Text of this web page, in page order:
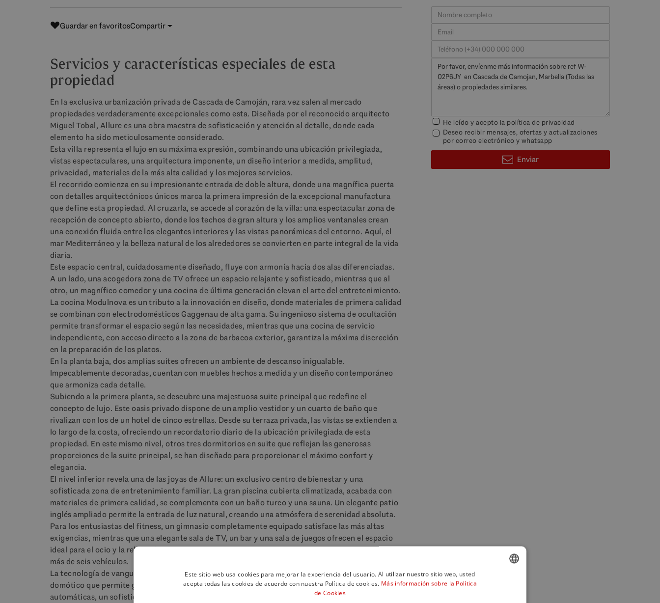
Guardar en favoritosCompartir
Servicios y características especiales de esta
propiedad
En la exclusiva urbanización privada de Cascada de Camoján, rara vez salen al mercado
propiedades verdaderamente excepcionales como esta. Diseñada por el reconocido arquitecto
Miguel Tobal, Allure es una obra maestra de sofisticación y atención al detalle, donde cada
elemento ha sido meticulosamente considerado.
Esta villa representa el lujo en su máxima expresión, combinando una ubicación privilegiada,
vistas espectaculares, una arquitectura imponente, un diseño interior a medida, amplitud,
privacidad, materiales de la más alta calidad y los mejores servicios.
El recorrido comienza en su impresionante entrada de doble altura, donde una magnífica puerta
con detalles arquitectónicos únicos marca la primera impresión de la excepcional manufactura
que define esta propiedad. Al cruzarla, se accede al corazón de la villa: una espectacular zona de
recepción de concepto abierto, donde los techos de gran altura y los amplios ventanales crean
una conexión fluida entre los elegantes interiores y las vistas panorámicas del entorno. Aquí, el
mar Mediterráneo y la belleza natural de los alrededores se convierten en parte integral de la vida
diaria.
Este espacio central, cuidadosamente diseñado, fluye con armonía hacia dos alas diferenciadas.
A un lado, una acogedora zona de TV ofrece un espacio relajante y sofisticado, mientras que al
otro, un magnífico comedor y una cocina de última generación elevan el arte del entretenimiento.
La cocina Modulnova es un tributo a la innovación en diseño, donde materiales de primera calidad
se combinan con electrodomésticos Gaggenau de alta gama. Su ingenioso sistema de ocultación
permite transformar el espacio según las necesidades, mientras que una cocina de servicio
independiente, con acceso directo a la zona de barbacoa exterior, garantiza la máxima discreción
en la preparación de los platos.
En la planta baja, dos amplias suites ofrecen un ambiente de descanso inigualable.
Impecablemente decoradas, cuentan con muebles hechos a medida y un diseño contemporáneo
que armoniza cada detalle.
Subiendo a la primera planta, se descubre una majestuosa suite principal que redefine el
concepto de lujo. Este oasis privado dispone de un amplio vestidor y un cuarto de baño que
rivalizan con los de un hotel de cinco estrellas. Desde su terraza privada, las vistas se extienden a
lo largo de la costa, ofreciendo un recordatorio diario de la ubicación privilegiada de esta
propiedad. En este mismo nivel, otros tres dormitorios en suite que reflejan las generosas
proporciones de la suite principal, se han diseñado para proporcionar el máximo confort y
elegancia.
El nivel inferior revela una de las joyas de Allure: un exclusivo centro de bienestar y una
sofisticada zona de entretenimiento familiar. La gran piscina cubierta climatizada, acabada con
materiales de primera calidad, se complementa con un baño turco y una sauna. Un elegante patio
inglés ampliado permite la entrada de luz natural, creando una atmósfera de serenidad absoluta.
Para los entusiastas del fitness, un gimnasio completamente equipado satisface las más altas
exigencias, mientras que una elegante sala de TV, un bar y una sala de juegos ofrecen el espacio
ideal para el ocio y la relajación. Para los amantes del motor, el amplio garaje tiene capacidad para
más de seis vehículos.
La tecnología de vanguardia es una de las señas de identidad de Allure, con un avanzado sistema
domótico que permite gestionar fácilmente todas las funciones de la villa, incluyendo ventanas
automáticas, un sofisticado sistema de climatización y un ascensor.
He leído y acepto la política de privacidad
Deseo recibir mensajes, ofertas y actualizaciones
por correo electrónico y whatsapp
Enviar
Este sitio web usa cookies para mejorar la experiencia del usuario. Al utilizar nuestro sitio web, usted
acepta todas las cookies de acuerdo con nuestra Política de cookies. Más información sobre la Política
de Cookies